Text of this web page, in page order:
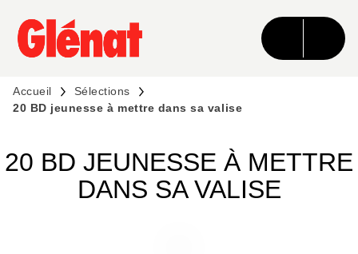
MENU RECHERCHE CONTENU
PIED DE PAGE
Accueil
Sélections
20 BD jeunesse à mettre dans sa valise
20 BD JEUNESSE À METTRE
DANS SA VALISE